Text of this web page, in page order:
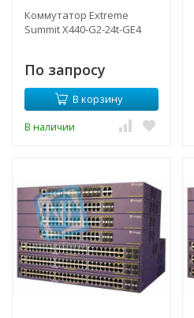
Коммутатор Extreme
Summit X440-G2-24t-GE4
По запросу
В корзину
В наличии